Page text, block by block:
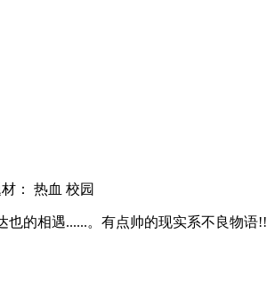
： 热血 校园
的相遇......。有点帅的现实系不良物语!!